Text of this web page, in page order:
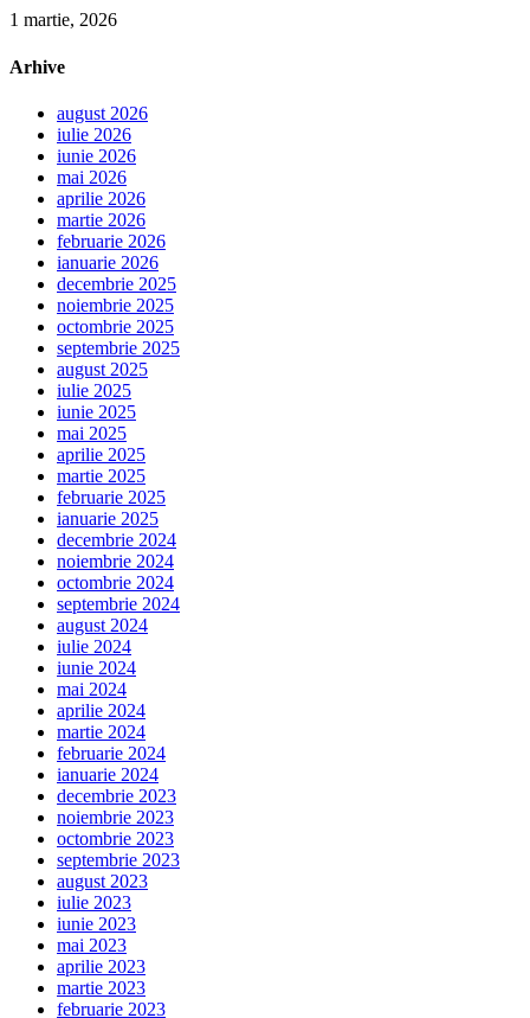
1 martie, 2026
Arhive
august 2026
iulie 2026
iunie 2026
mai 2026
aprilie 2026
martie 2026
februarie 2026
ianuarie 2026
decembrie 2025
noiembrie 2025
octombrie 2025
septembrie 2025
august 2025
iulie 2025
iunie 2025
mai 2025
aprilie 2025
martie 2025
februarie 2025
ianuarie 2025
decembrie 2024
noiembrie 2024
octombrie 2024
septembrie 2024
august 2024
iulie 2024
iunie 2024
mai 2024
aprilie 2024
martie 2024
februarie 2024
ianuarie 2024
decembrie 2023
noiembrie 2023
octombrie 2023
septembrie 2023
august 2023
iulie 2023
iunie 2023
mai 2023
aprilie 2023
martie 2023
februarie 2023